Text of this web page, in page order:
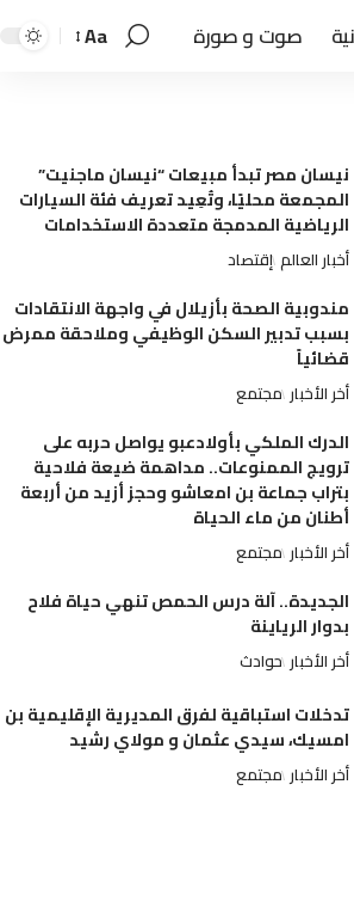
صوت و صورة Aa
نيسان مصر تبدأ مبيعات “نيسان ماجنيت”
المجمعة محليًا، وتُعِيد تعريف فئة السيارات
الرياضية المدمجة متعددة الاستخدامات
أخبار العالم إقتصاد
مندوبية الصحة بأزيلال في واجهة الانتقادات
بسبب تدبير السكن الوظيفي وملاحقة ممرض
قضائياً
أخر الأخبار مجتمع
الدرك الملكي بأولادعبو يواصل حربه على
ترويج الممنوعات.. مداهمة ضيعة فلاحية
بتراب جماعة بن امعاشو وحجز أزيد من أربعة
أطنان من ماء الحياة
أخر الأخبار مجتمع
الجديدة.. آلة درس الحمص تنهي حياة فلاح
بدوار الرياينة
أخر الأخبار حوادث
تدخلات استباقية لفرق المديرية الإقليمية بن
امسيك، سيدي عثمان و مولاي رشيد
أخر الأخبار مجتمع